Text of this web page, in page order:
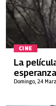
CINE
Domingo, 24
La